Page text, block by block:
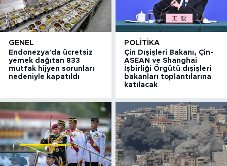
GENEL
Endonezya'da ücretsiz
yemek dağıtan 833
mutfak hijyen sorunları
nedeniyle kapatıldı
POLITIKA
Çin Dışişleri Bakanı, Çin-
ASEAN ve Shanghai
İşbirliği Örgütü dışişleri
bakanları toplantılarına
katılacak